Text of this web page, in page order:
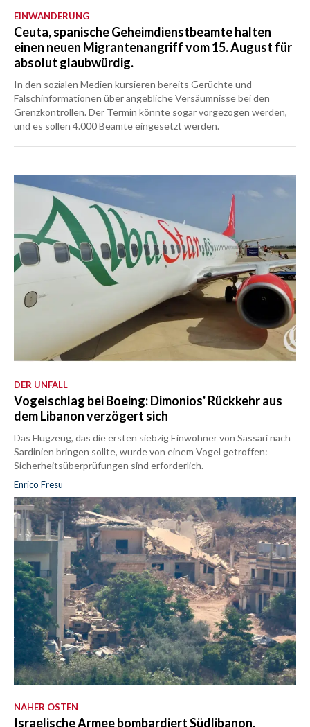
EINWANDERUNG
Ceuta, spanische Geheimdienstbeamte halten
einen neuen Migrantenangriff vom 15. August für
absolut glaubwürdig.
In den sozialen Medien kursieren bereits Gerüchte und
Falschinformationen über angebliche Versäumnisse bei den
Grenzkontrollen. Der Termin könnte sogar vorgezogen werden,
und es sollen 4.000 Beamte eingesetzt werden.
DER UNFALL
Vogelschlag bei Boeing: Dimonios' Rückkehr aus
dem Libanon verzögert sich
Das Flugzeug, das die ersten siebzig Einwohner von Sassari nach
Sardinien bringen sollte, wurde von einem Vogel getroffen:
Sicherheitsüberprüfungen sind erforderlich.
Enrico Fresu
NAHER OSTEN
Israelische Armee bombardiert Südlibanon,